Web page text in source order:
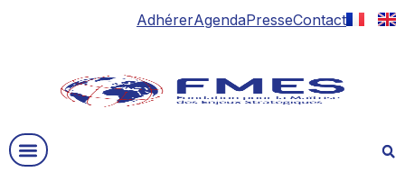
AdhérerAgendaPresseContact